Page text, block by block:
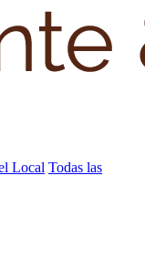
Local Todas las